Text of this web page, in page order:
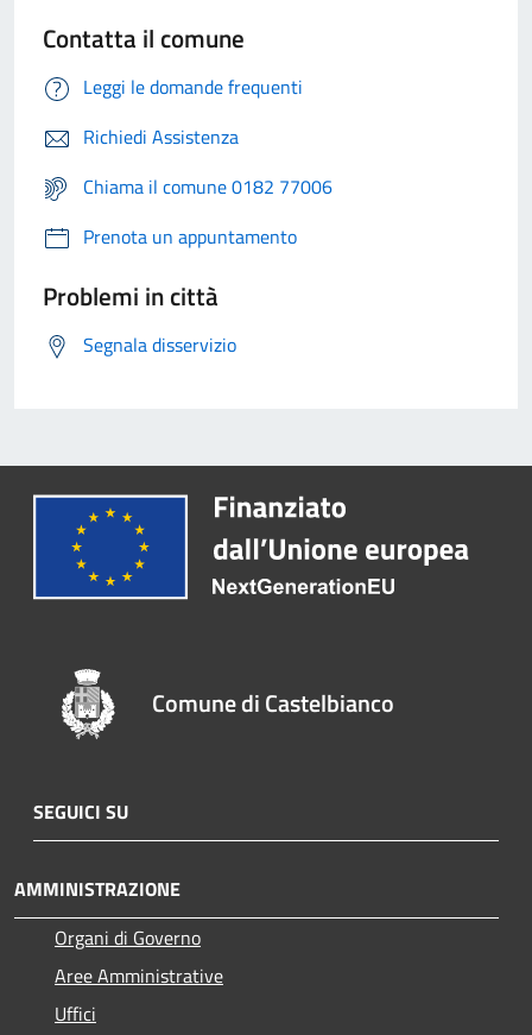
Contatta il comune
Leggi le domande frequenti
Richiedi Assistenza
Chiama il comune 0182 77006
Prenota un appuntamento
Problemi in città
Segnala disservizio
Comune di Castelbianco
SEGUICI SU
AMMINISTRAZIONE
Organi di Governo
Aree Amministrative
Uffici